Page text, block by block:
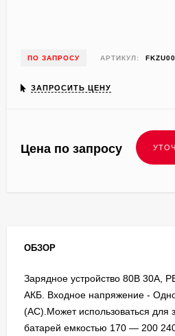
ПО ЗАПРОСУ АРТИКУЛ:
ЗАПРОСИТЬ ЦЕНУ
Цена по запросу
ОБЗОР
Зарядное устройство 80В 30А,
АКБ. Входное напряжение -
(AC).Может использоваться для
батарей емкостью 170 — 200